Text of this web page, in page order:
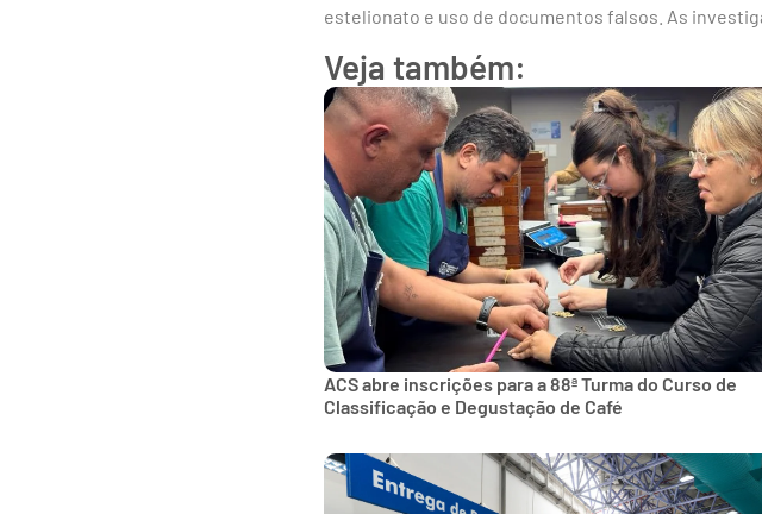
estelionato e uso de documentos falsos. As
Veja também:
ACS abre inscrições para a 88ª Turma do Curso de
Classificação e Degustação de Café